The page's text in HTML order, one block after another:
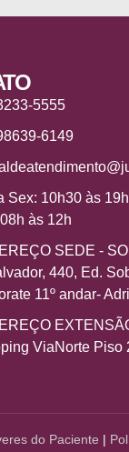
5555
6149
Sex: 10h30 às
às 12h
SEDE -
440, Ed.
11º andar-
ViaNorte Piso
do Paciente |